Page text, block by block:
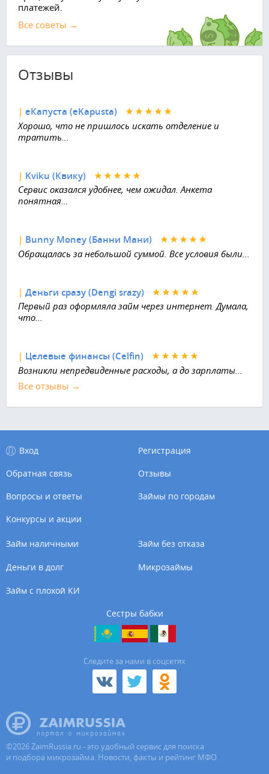
платежей.
Все советы →
Отзывы
| еКапуста (eKapusta)
Хорошо, что не пришлось искать отделение и
тратить...
| Kviku (Квику)
Сервис оказался удобнее, чем ожидал. Анкета
понятная...
| Bunny Money (Банни Мани)
Обращалась за небольшой суммой. Все условия были...
| Деньги сразу (Dengi srazy)
Первый раз оформляла займ через интернет. Думала,
что...
| Целевые финансы (Celfin)
Возникли непредвиденные расходы, а до зарплаты...
Все отзывы →
Вход
Регистрация
Обратная связь
Отзывы
Вопросы и ответы
Займы по городам
Конкурсы и акции
Займ наличными Займ без отказа
Деньги в долг Микрозаймы
Займ с плохой КИ
Сестры бабки
Cледите за нами в соцсетях
©2026ZaimRussia.ru - это удобный сервис для поиска
и подбора микрозайма. Новости, факты и рейтинг МФО.